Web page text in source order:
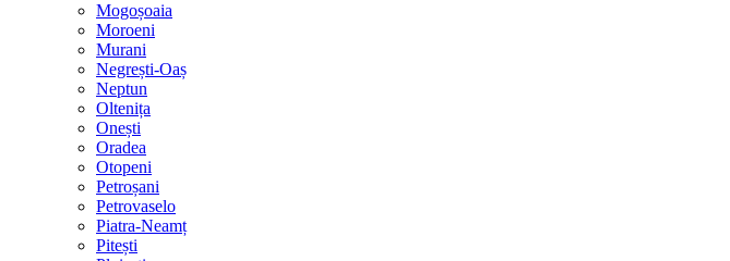
Mogoșoaia
Moroeni
Murani
Negrești-Oaș
Neptun
Oltenița
Onești
Oradea
Otopeni
Petroșani
Petrovaselo
Piatra-Neamț
Pitești